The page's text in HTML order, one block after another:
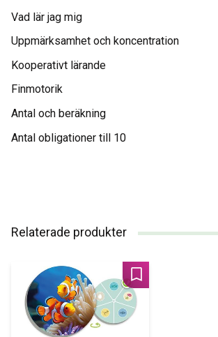
Vad lär jag mig
Uppmärksamhet och koncentration
Kooperativt lärande
Finmotorik
Antal och beräkning
Antal obligationer till 10
Relaterade produkter
Lägg till i favoriter